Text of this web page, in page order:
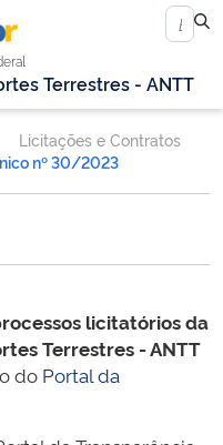
Terrestres - ANTT
Licitações e Contratos
nº 30/2023
licitatórios da
Terrestres - ANTT
do Portal da